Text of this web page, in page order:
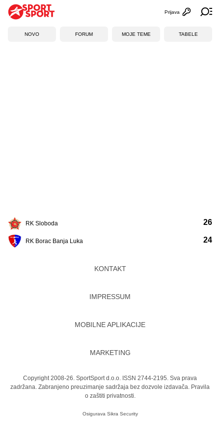
Otvori
Prijava
NOVO FORUM MOJE TEME TABELE
RK Sloboda
RK Borac Banja Luka
26
24
KONTAKT
IMPRESSUM
MOBILNE APLIKACIJE
MARKETING
Copyright 2008-26. SportSport d.o.o. ISSN 2744-2195. Sva prava
zadržana. Zabranjeno preuzimanje sadržaja bez dozvole izdavača. Pravila
o zaštiti privatnosti.
Osigurava Sikra Security